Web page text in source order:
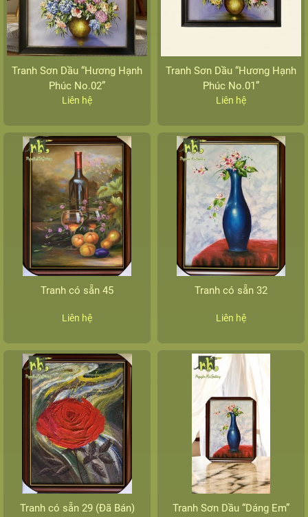
Tranh Sơn Dầu “Hương Hạnh
Phúc No.02”
Liên hệ
Tranh Sơn Dầu “Hương Hạnh
Phúc No.01”
Liên hệ
Tranh có sẵn 45
Liên hệ
Tranh có sẵn 32
Liên hệ
Tranh có sẵn 29 (Đã Bán) Tranh Sơn Dầu “Dáng Em”